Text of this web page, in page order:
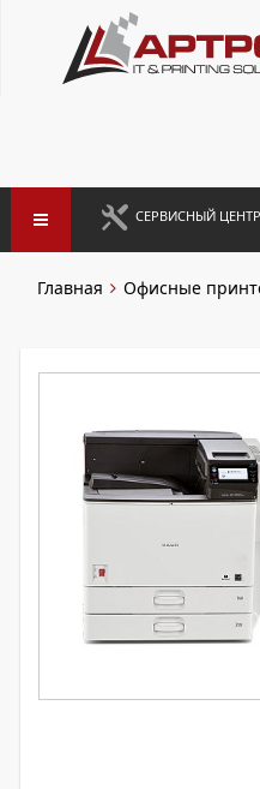
СЕРВИСНЫЙ ЦЕНТР
ПРОФИЛАКТИКА И
РАЗОВЫЕ РЕМОНТЫ
Главная Офисные